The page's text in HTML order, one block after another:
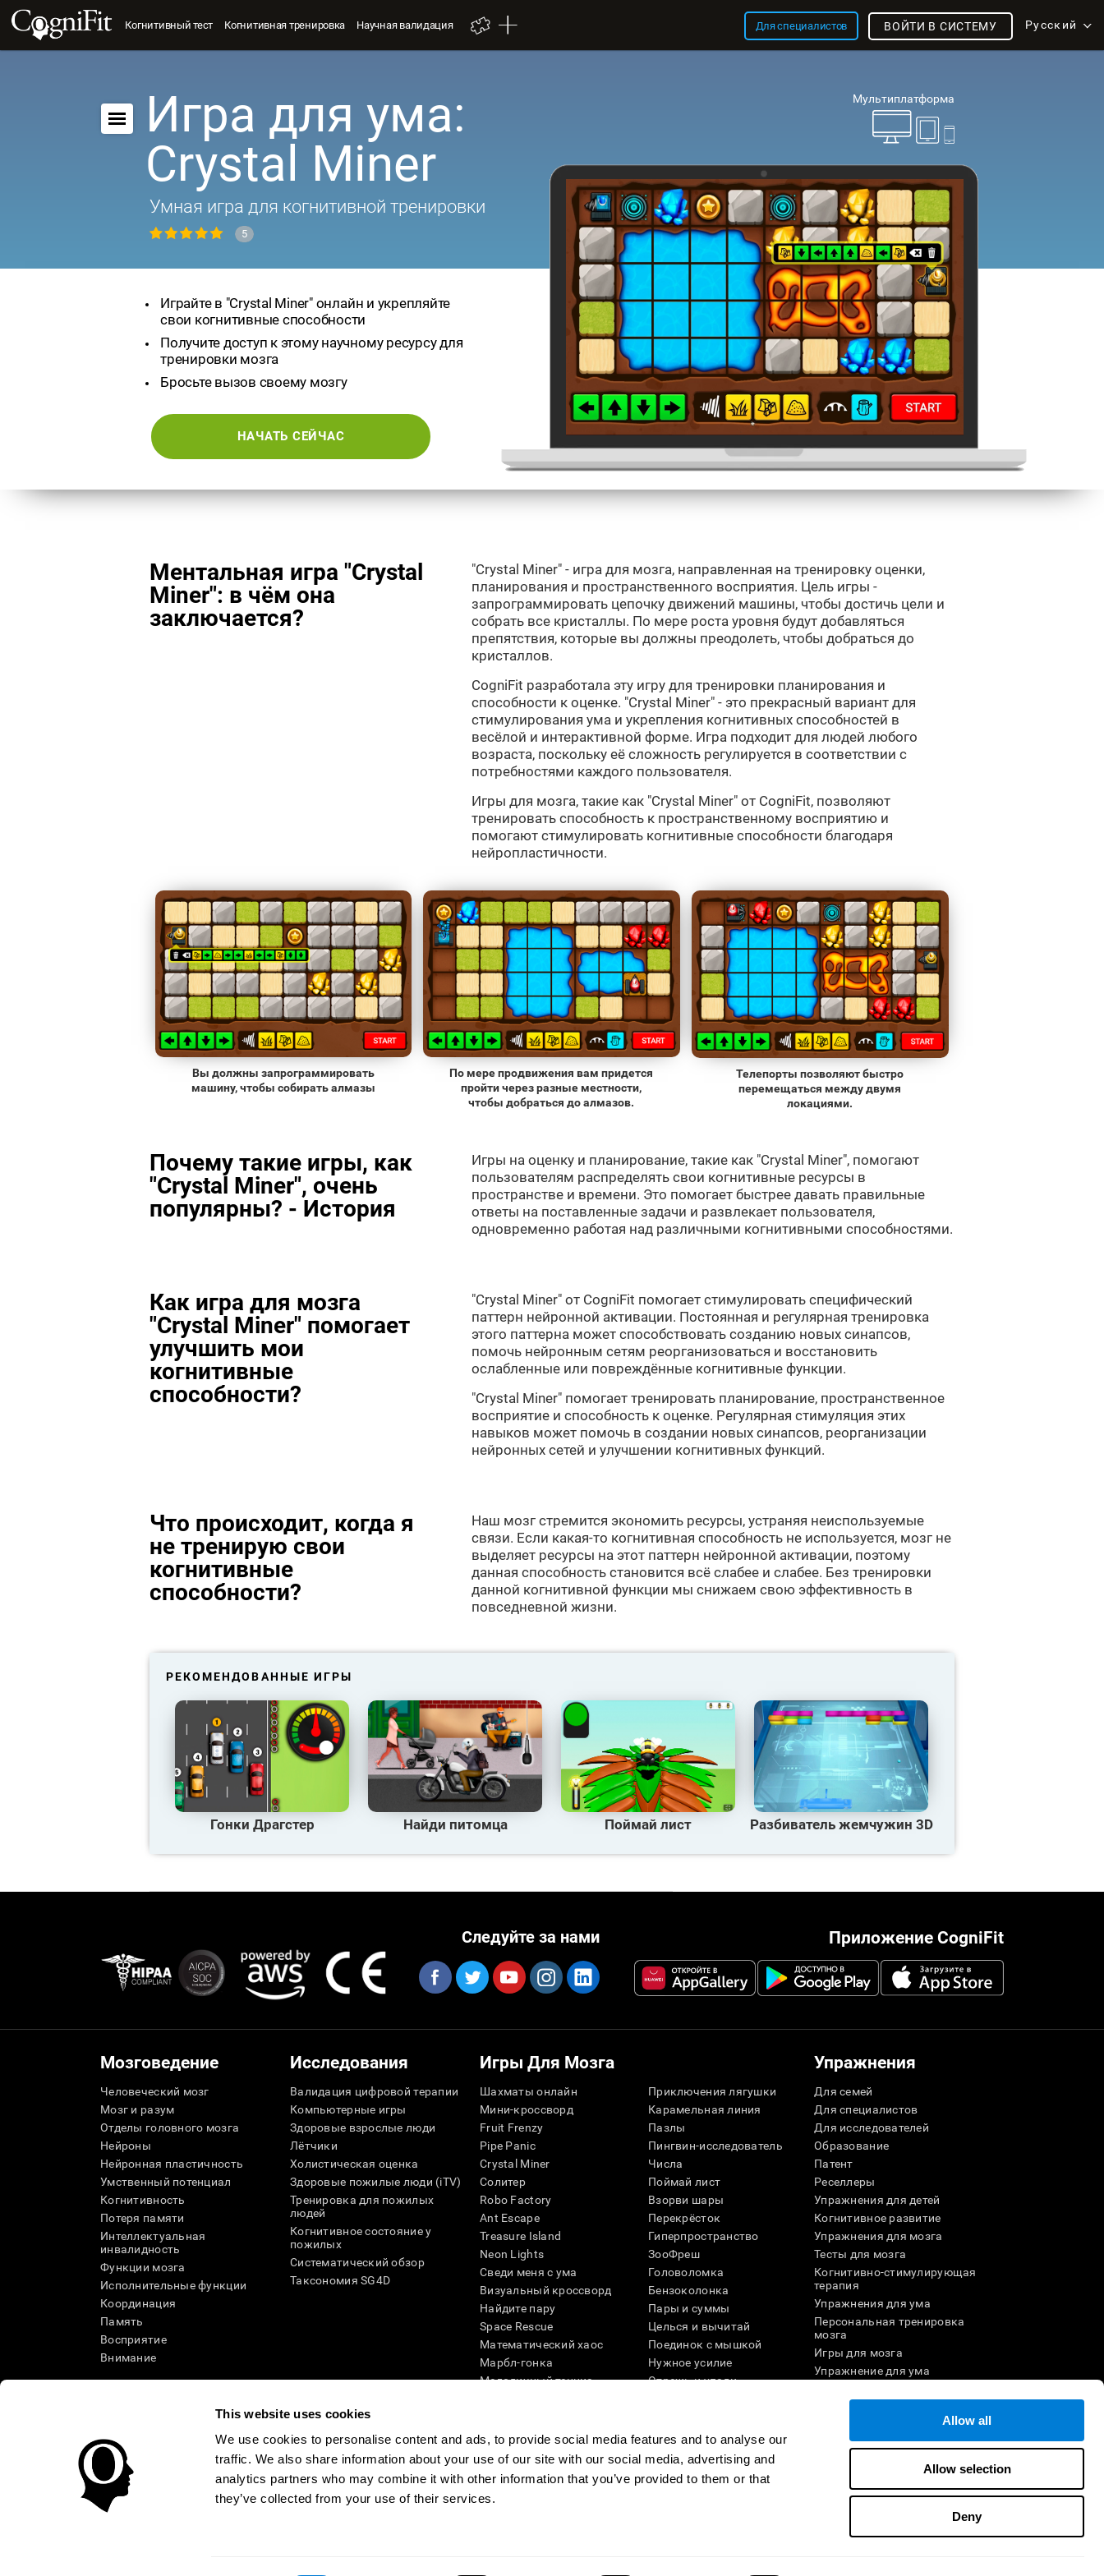
This website uses cookies
We use cookies to personalise content and ads, to provide social media features and to analyse our
traffic. We also share information about your use of our site with our social media, advertising and
analytics partners who may combine it with other information that you’ve provided to them or that
they’ve collected from your use of their services.
Allow all
Allow selection
Deny
Когнитивный тест Когнитивная тренировка Научная валидация Для специалистов Русский
ВОЙТИ В СИСТЕМУ
Мультиплатформа
Игра для ума:
Crystal Miner
Умная игра для когнитивной тренировки
5
Играйте в "Crystal Miner" онлайн и укрепляйте
свои когнитивные способности
Получите доступ к этому научному ресурсу для
тренировки мозга
Бросьте вызов своему мозгу
НАЧАТЬ СЕЙЧАС
Ментальная игра "Crystal
Miner": в чём она
заключается?
"Crystal Miner" - игра для мозга, направленная на тренировку оценки,
планирования и пространственного восприятия. Цель игры -
запрограммировать цепочку движений машины, чтобы достичь цели и
собрать все кристаллы. По мере роста уровня будут добавляться
препятствия, которые вы должны преодолеть, чтобы добраться до
кристаллов.
CogniFit разработала эту игру для тренировки планирования и
способности к оценке. "Crystal Miner" - это прекрасный вариант для
стимулирования ума и укрепления когнитивных способностей в
весёлой и интерактивной форме. Игра подходит для людей любого
возраста, поскольку её сложность регулируется в соответствии с
потребностями каждого пользователя.
Игры для мозга, такие как "Crystal Miner" от CogniFit, позволяют
тренировать способность к пространственному восприятию и
помогают стимулировать когнитивные способности благодаря
нейропластичности.
Вы должны запрограммировать
машину, чтобы собирать алмазы
По мере продвижения вам придется
пройти через разные местности,
чтобы добраться до алмазов.
Телепорты позволяют быстро
перемещаться между двумя
локациями.
Почему такие игры, как
"Crystal Miner", очень
популярны? - История
Игры на оценку и планирование, такие как "Crystal Miner", помогают
пользователям распределять свои когнитивные ресурсы в
пространстве и времени. Это помогает быстрее давать правильные
ответы на поставленные задачи и развлекает пользователя,
одновременно работая над различными когнитивными способностями.
Как игра для мозга
"Crystal Miner" помогает
улучшить мои
когнитивные
способности?
"Crystal Miner" от CogniFit помогает стимулировать специфический
паттерн нейронной активации. Постоянная и регулярная тренировка
этого паттерна может способствовать созданию новых синапсов,
помочь нейронным сетям реорганизоваться и восстановить
ослабленные или повреждённые когнитивные функции.
"Crystal Miner" помогает тренировать планирование, пространственное
восприятие и способность к оценке. Регулярная стимуляция этих
навыков может помочь в создании новых синапсов, реорганизации
нейронных сетей и улучшении когнитивных функций.
Что происходит, когда я
не тренирую свои
когнитивные
способности?
Наш мозг стремится экономить ресурсы, устраняя неиспользуемые
связи. Если какая-то когнитивная способность не используется, мозг не
выделяет ресурсы на этот паттерн нейронной активации, поэтому
данная способность становится всё слабее и слабее. Без тренировки
данной когнитивной функции мы снижаем свою эффективность в
повседневной жизни.
РЕКОМЕНДОВАННЫЕ ИГРЫ
Гонки Драгстер Найди питомца Поймай лист Разбиватель жемчужин 3D
Приложение CogniFit
Следуйте за нами
Мозговедение
Человеческий мозг
Мозг и разум
Отделы головного мозга
Нейроны
Нейронная пластичность
Умственный потенциал
Когнитивность
Потеря памяти
Интеллектуальная
инвалидность
Функции мозга
Исполнительные функции
Координация
Память
Восприятие
Внимание
Исследования
Валидация цифровой терапии
Компьютерные игры
Здоровые взрослые люди
Лётчики
Холистическая оценка
Здоровые пожилые люди (iTV)
Тренировка для пожилых
людей
Когнитивное состояние у
пожилых
Систематический обзор
Таксономия SG4D
Игры Для Мозга
Шахматы онлайн
Мини-кроссворд
Fruit Frenzy
Pipe Panic
Crystal Miner
Солитер
Robo Factory
Ant Escape
Treasure Island
Neon Lights
Сведи меня с ума
Визуальный кроссворд
Найдите пару
Space Rescue
Математический хаос
Марбл-гонка
Мелодичный теннис
Музыкальные пары
Цветовая гонка
Приключения лягушки
Карамельная линия
Пазлы
Пингвин-исследователь
Числа
Поймай лист
Взорви шары
Перекрёсток
Гиперпространство
ЗооФреш
Головоломка
Бензоколонка
Пары и суммы
Целься и вычитай
Поединок с мышкой
Нужное усилие
Отрежь и упади
Реактивное поле
Слова и птицы
Упражнения
Для семей
Для специалистов
Для исследователей
Образование
Патент
Реселлеры
Упражнения для детей
Когнитивное развитие
Упражнения для мозга
Тесты для мозга
Когнитивно-стимулирующая
терапия
Упражнения для ума
Персональная тренировка
мозга
Игры для мозга
Упражнение для ума
Понимание прочитанного
Тест на IQ